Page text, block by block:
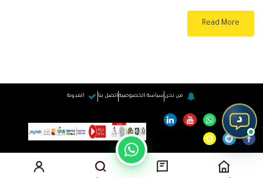
Read More
من نحن سياسة الخصوصية اتصل بنا المدونة
د